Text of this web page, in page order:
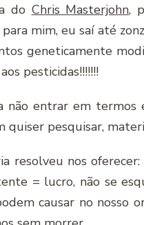
do Chris Masterjohn,
mim, eu saí até
geneticamente
pesticidas!!!!!!!
não entrar em
quiser pesquisar,
resolveu nos
= lucro, não se
causar no nosso